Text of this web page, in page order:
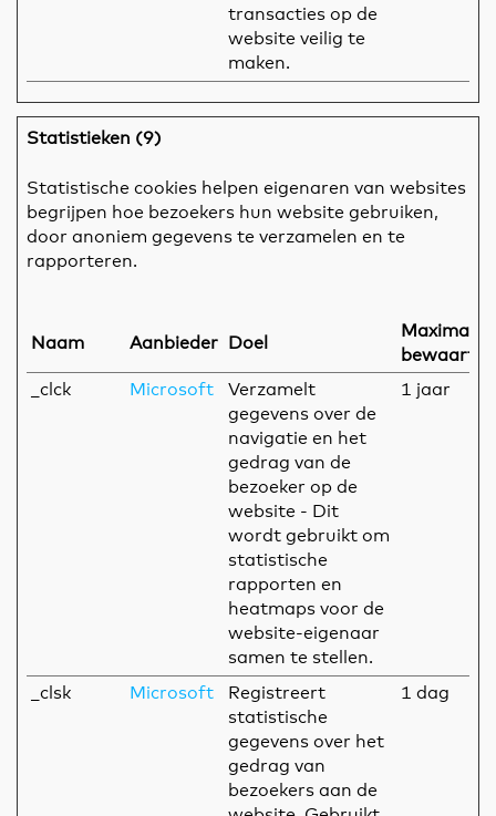
transacties op de
website veilig te
maken.
Statistieken (9)
Statistische cookies helpen eigenaren van websites
begrijpen hoe bezoekers hun website gebruiken,
door anoniem gegevens te verzamelen en te
rapporteren.
Naam Aanbieder Doel
Maximale
_clck
Microsoft
Verzamelt
gegevens over de
navigatie en het
gedrag van de
bezoeker op de
website - Dit
wordt gebruikt om
statistische
rapporten en
heatmaps voor de
website-eigenaar
samen te stellen.
1 jaar
_clsk Microsoft
Registreert
statistische
gegevens over het
gedrag van
bezoekers aan de
1 dag